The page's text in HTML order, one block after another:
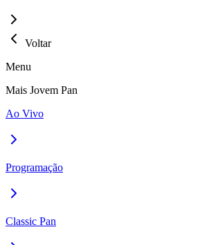
Voltar
Menu
Mais Jovem Pan
Ao Vivo
Programação
Classic Pan